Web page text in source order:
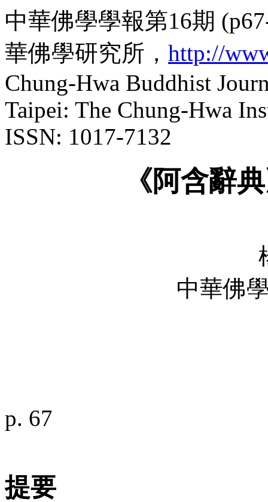
中華佛學學報第16期 (p
華佛學研究所， http://
Chung-Hwa Buddhist
Taipei: The Chung-Hwa
ISSN: 1017-7132
《阿含辭
中華佛
p. 67
提要